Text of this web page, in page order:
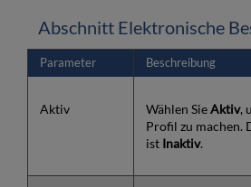
Abschnitt Elektronische
Parameter Beschreibung
Aktiv Wählen SieAktiv,
Profil zu machen.
istInaktiv.